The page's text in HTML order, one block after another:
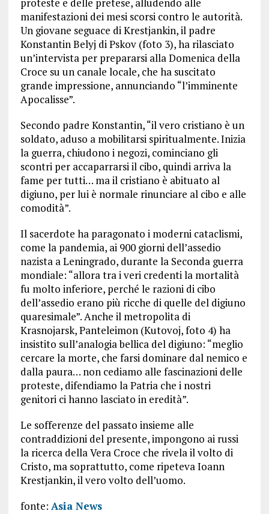
manifestazioni dei mesi scorsi contro le autorità.
Un giovane seguace di Krestjankin, il padre
Konstantin Belyj di Pskov (foto 3), ha rilasciato
un’intervista per prepararsi alla Domenica della
Croce su un canale locale, che ha suscitato
grande impressione, annunciando “l’imminente
Apocalisse”.
Secondo padre Konstantin, “il vero cristiano è un
soldato, aduso a mobilitarsi spiritualmente. Inizia
la guerra, chiudono i negozi, cominciano gli
scontri per accaparrarsi il cibo, quindi arriva la
fame per tutti… ma il cristiano è abituato al
digiuno, per lui è normale rinunciare al cibo e alle
comodità”.
Il sacerdote ha paragonato i moderni cataclismi,
come la pandemia, ai 900 giorni dell’assedio
nazista a Leningrado, durante la Seconda guerra
mondiale: “allora tra i veri credenti la mortalità
fu molto inferiore, perché le razioni di cibo
dell’assedio erano più ricche di quelle del digiuno
quaresimale”. Anche il metropolita di
Krasnojarsk, Panteleimon (Kutovoj, foto 4) ha
insistito sull’analogia bellica del digiuno: “meglio
cercare la morte, che farsi dominare dal nemico e
dalla paura… non cediamo alle fascinazioni delle
proteste, difendiamo la Patria che i nostri
genitori ci hanno lasciato in eredità”.
Le sofferenze del passato insieme alle
contraddizioni del presente, impongono ai russi
la ricerca della Vera Croce che rivela il volto di
Cristo, ma soprattutto, come ripeteva Ioann
Krestjankin, il vero volto dell’uomo.
fonte: Asia News